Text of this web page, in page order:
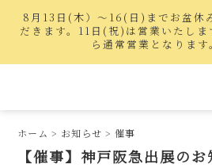
8月13日(木）〜16(日)までお盆休
だきます。11日(祝)は営業いたし
ら通常営業となります
ホーム > お知らせ >催事
【催事】神戸阪急出展のお